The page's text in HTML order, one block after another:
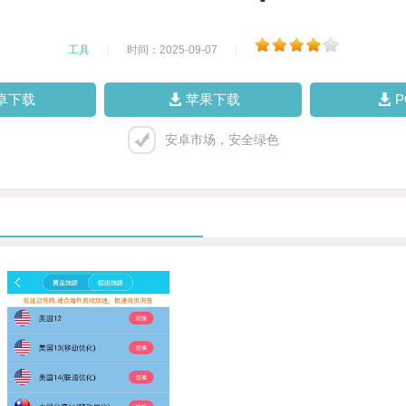
工具 时间：2025-09-07
下载 苹果下载
安卓市场，安全绿色